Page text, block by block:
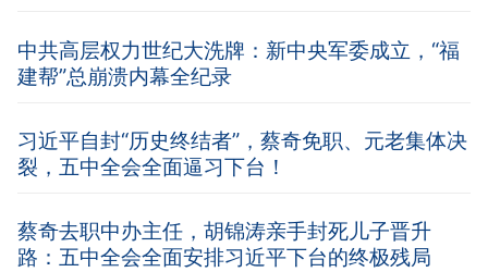
中共高层权力世纪大洗牌：新中央军委成立，“福
建帮”总崩溃内幕全纪录
习近平自封“历史终结者”，蔡奇免职、元老集体决
裂，五中全会全面逼习下台！
蔡奇去职中办主任，胡锦涛亲手封死儿子晋升
路：五中全会全面安排习近平下台的终极残局